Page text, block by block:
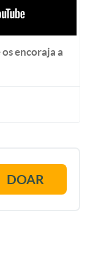
encoraja a
DOAR